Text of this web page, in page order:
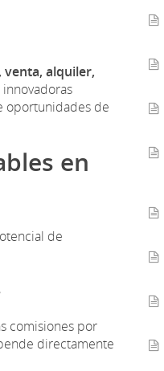
venta, alquiler,
oportunidades de
en
de
comisiones por
directamente